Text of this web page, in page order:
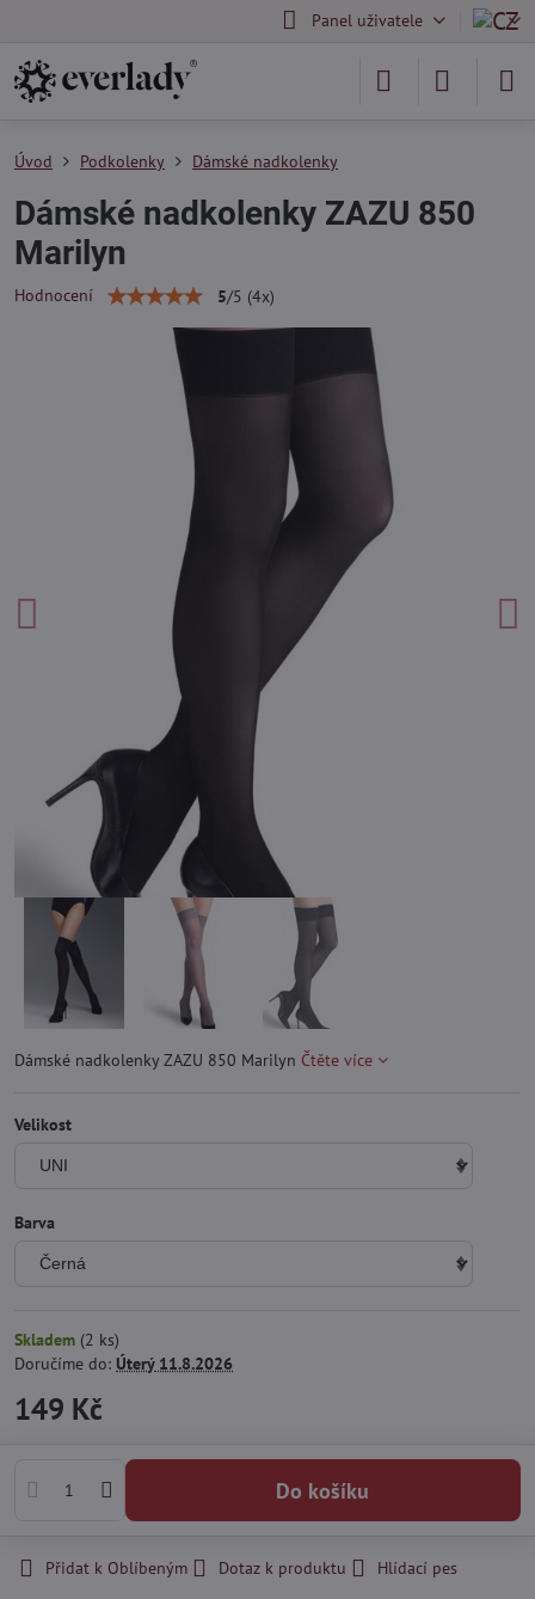
Panel uživatele
Úvod Podkolenky Dámské nadkolenky
Dámské nadkolenky ZAZU 850
Marilyn
Hodnocení 5/5 (4x)
Dámské nadkolenky ZAZU 850 Marilyn Čtěte více
Velikost
Barva
Skladem (2 ks)
Doručíme do: Úterý11.8.2026
149 Kč
Do košíku
Přidat k Oblíbeným Dotaz k produktu
Hlídací pes